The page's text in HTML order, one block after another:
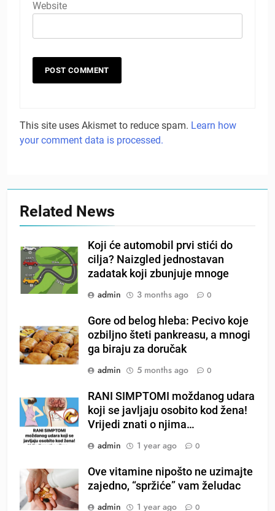
Website
This site uses Akismet to reduce spam. Learn how
your comment data is processed.
Related News
Koji će automobil prvi stići do
cilja? Naizgled jednostavan
zadatak koji zbunjuje mnoge
admin
3 months ago 0
Gore od belog hleba: Pecivo koje
ozbiljno šteti pankreasu, a mnogi
ga biraju za doručak
admin
5 months ago 0
RANI SIMPTOMI moždanog udara
koji se javljaju osobito kod žena!
Vrijedi znati o njima…
admin
1 year ago 0
Ove vitamine nipošto ne uzimajte
zajedno, “spržiće” vam želudac
admin
1 year ago 0